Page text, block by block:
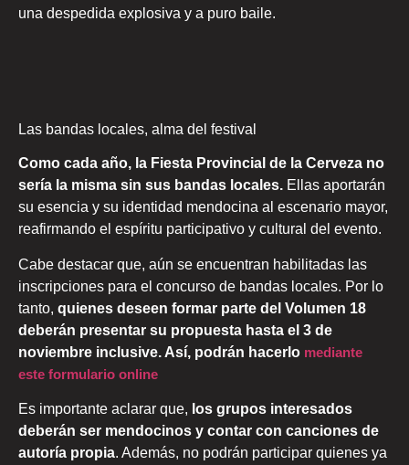
una despedida explosiva y a puro baile.
Las bandas locales, alma del festival
Como cada año, la Fiesta Provincial de la Cerveza no
sería la misma sin sus bandas locales. Ellas aportarán
su esencia y su identidad mendocina al escenario mayor,
reafirmando el espíritu participativo y cultural del evento.
Cabe destacar que, aún se encuentran habilitadas las
inscripciones para el concurso de bandas locales. Por lo
tanto, quienes deseen formar parte del Volumen 18
deberán presentar su propuesta hasta el 3 de
noviembre inclusive. Así, podrán hacerlo mediante
este formulario online
Es importante aclarar que, los grupos interesados
deberán ser mendocinos y contar con canciones de
autoría propia. Además, no podrán participar quienes ya